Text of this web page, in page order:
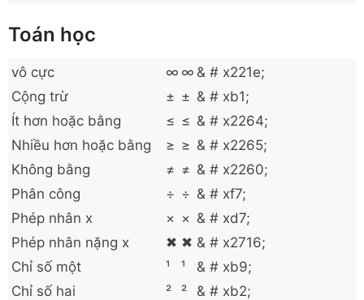
Toán học
vô cực ∞ ∞ & # x221e;
Cộng trừ
± ± & # xb1;
Ít hơn hoặc bằng
≤ ≤ & # x2264;
Nhiều hơn hoặc bằng
≥ ≥ & # x2265;
Không bằng
≠ ≠ & # x2260;
Phân công
÷ ÷ & # xf7;
Phép nhân x
× × & # xd7;
Phép nhân nặng x
✖ ✖ & # x2716;
Chỉ số một
¹ ¹
& # xb9;
Chỉ số hai
² ²
& # xb2;